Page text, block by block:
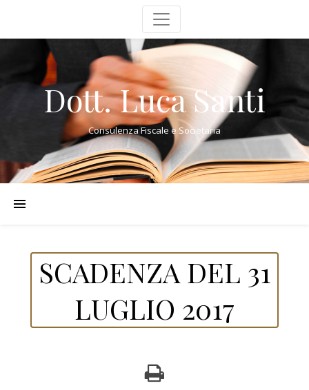
Dott. Luca Santi
Consulenza Fiscale e Societaria
SCADENZA DEL 31
LUGLIO 2017